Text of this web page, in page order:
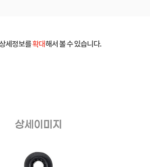
세정보를확대해서 볼 수 있습니다.